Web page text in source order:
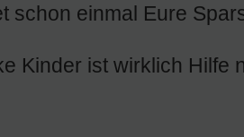
schon einmal Eure
Kinder ist wirklich Hilfe